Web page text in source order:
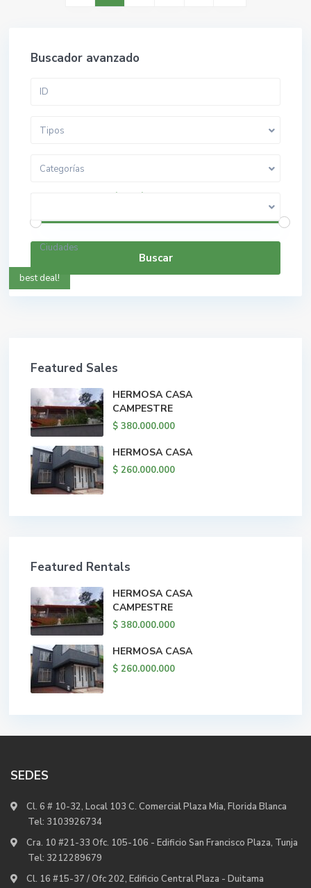
Buscador avanzado
Tipos
Categorías
Rango de precios: $ 0 a $ 5.000.000.000
Ciudades
Buscar
best deal!
Featured Sales
HERMOSA CASA
CAMPESTRE
$ 380.000.000
HERMOSA CASA
$ 260.000.000
Featured Rentals
HERMOSA CASA
CAMPESTRE
$ 380.000.000
HERMOSA CASA
$ 260.000.000
SEDES
Cl. 6 # 10-32, Local 103 C. Comercial Plaza Mia, Florida Blanca
Tel: 3103926734
Cra. 10 #21-33 Ofc. 105-106 - Edificio San Francisco Plaza, Tunja
Tel: 3212289679
Cl. 16 #15-37 / Ofc 202, Edificio Central Plaza - Duitama